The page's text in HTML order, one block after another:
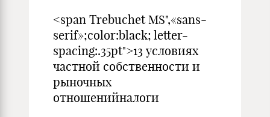
<span Trebuchet MS",«sans-
serif»;color:black; letter-
spacing:.35pt">13 условиях
частной собственности и
рыночных
отношенийналоги